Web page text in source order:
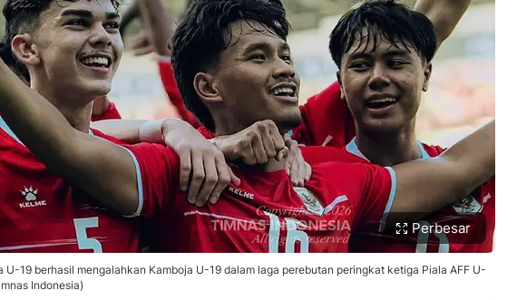
Perbesar
U-19 berhasil mengalahkan Kamboja U-19 dalam laga perebutan peringkat ketiga Piala AFF U-
Indonesia)